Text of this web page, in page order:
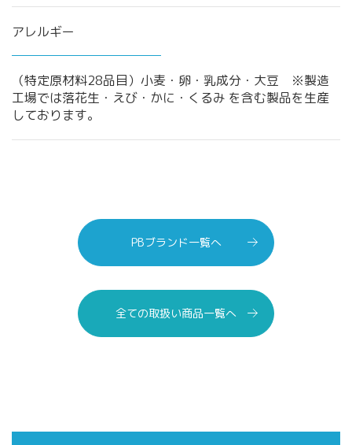
アレルギー
（特定原材料28品目）小麦・卵・乳成分・大豆 ※製造
工場では落花生・えび・かに・くるみ を含む製品を生産
しております。
PBブランド一覧へ
全ての取扱い商品一覧へ